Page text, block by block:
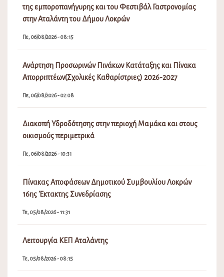
της εμποροπανήγυρης και του Φεστιβάλ Γαστρονομίας
στην Αταλάντη του Δήμου Λοκρών
Πε, 06/08/2026 - 08:15
Ανάρτηση Προσωρινών Πινάκων Κατάταξης και Πίνακα
Απορριπτέων(Σχολικές Καθαρίστριες) 2026-2027
Πε, 06/08/2026 - 02:08
Διακοπή Υδροδότησης στην περιοχή Μαμάκα και στους
οικισμούς περιμετρικά
Πε, 06/08/2026 - 10:31
Πίνακας Αποφάσεων Δημοτικού Συμβουλίου Λοκρών
16ης Έκτακτης Συνεδρίασης
Τε, 05/08/2026 - 11:31
Λειτουργία ΚΕΠ Αταλάντης
Τε, 05/08/2026 - 08:15